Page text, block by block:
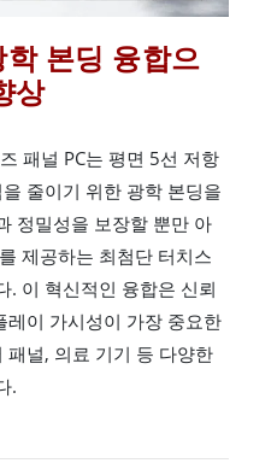
본딩 융합으
상
패널 PC는 평면 5선 저항
줄이기 위한 광학 본딩을
정밀성을 보장할 뿐만 아
제공하는 최첨단 터치스
. 이 혁신적인 융합은 신뢰
레이 가시성이 가장 중요한
패널, 의료 기기 등 다양한
.